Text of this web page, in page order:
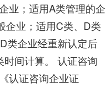
业；适用A类管理的企
企业；适用C类、D类
类企业经重新认定后
间计算。 认证咨询
认证咨询企业证